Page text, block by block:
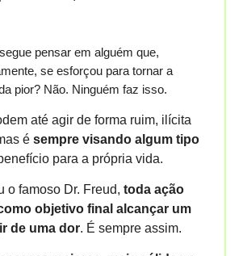
pensar em alguém que,
se esforçou para tornar a
pior? Não. Ninguém faz isso.
até agir de forma ruim, ilícita
é sempre visando algum tipo
para a própria vida.
o famoso Dr. Freud, toda ação
objetivo final alcançar um
de uma dor. É sempre assim.